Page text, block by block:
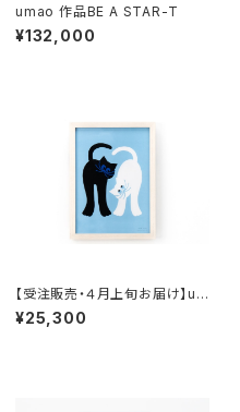
umao 作品BE A STAR-T
¥132,000
【受注販売・４月上旬お届け】um
ao 複製原画 CAT2 （額装有り、
直筆サイン入り）
¥25,300